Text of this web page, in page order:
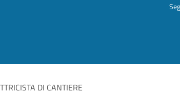
DI CANTIERE